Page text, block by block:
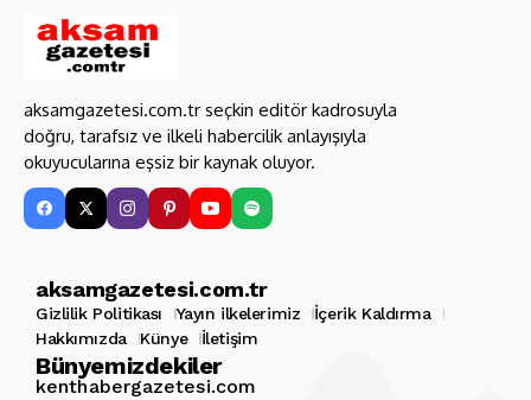
aksamgazetesi.com.tr seçkin editör kadrosuyla
doğru, tarafsız ve ilkeli habercilik anlayışıyla
okuyucularına eşsiz bir kaynak oluyor.
aksamgazetesi.com.tr
Gizlilik Politikası Yayın ilkelerimiz
İçerik Kaldırma
Hakkımızda
Künye İletişim
Bünyemizdekiler
kenthabergazetesi.com